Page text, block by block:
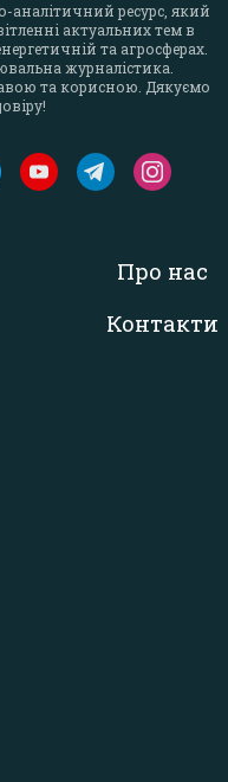
аналітичний ресурс, який
актуальних тем в
та агросферах.
журналістика.
та корисною. Дякуємо
Про нас
Контакти